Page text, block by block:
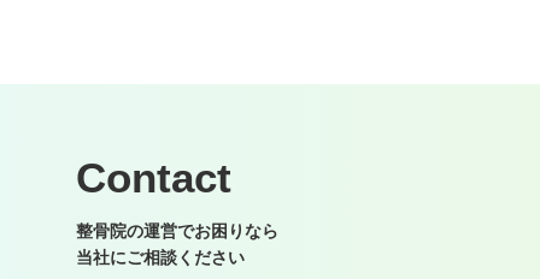
Contact
整骨院の運営でお困りなら
当社にご相談ください